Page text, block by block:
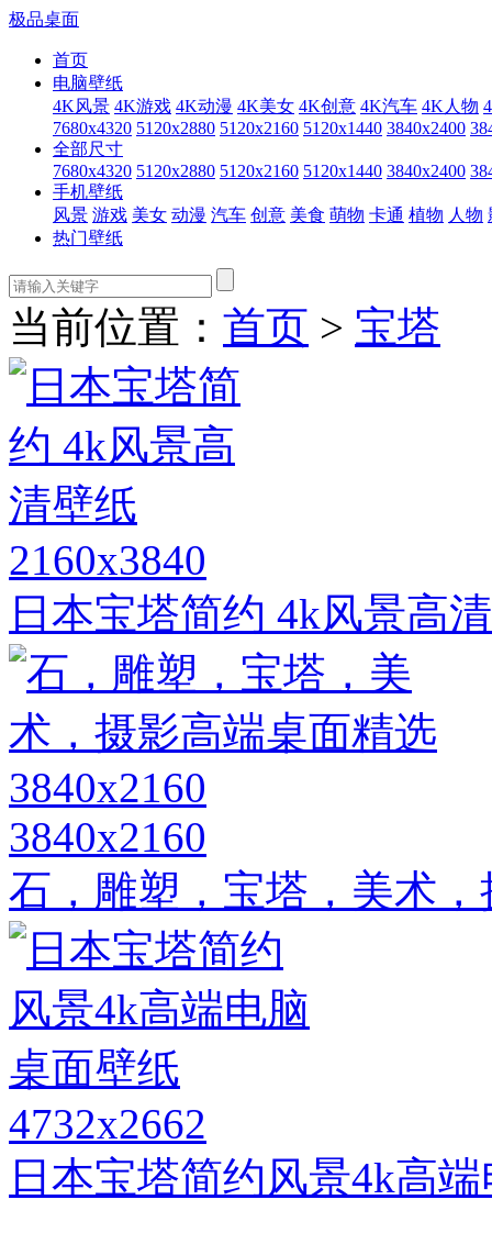
极品桌面
首页
电脑壁纸
4K风景 4K游戏 4K动漫 4K美女 4K创意 4K汽车 4K人物
7680x4320 5120x2880 5120x2160 5120x1440 3840x2400
全部尺寸
7680x4320 5120x2880 5120x2160 5120x1440 3840x2400
手机壁纸
风景 游戏 美女 动漫 汽车 创意 美食 萌物 卡通 植物 人物
热门壁纸
当前位置： 首页 > 宝塔
2160x3840
日本宝塔简约 4k风景高
3840x2160
石，雕塑，宝塔，美术
4732x2662
日本宝塔简约风景4k高